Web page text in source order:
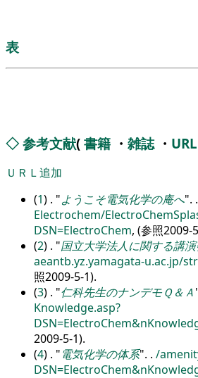
表
◇ 参考文献( 書籍 ・ 雑誌・ URL
ＵＲＬ追加
(1) . ようこそ電気化学の庵へ . .
Electrochem/
DSN=ElectroChem, (参照2009-
(2) . 国立大学法人に関する講
aeantb.yz.yamagata-u.ac.jp/
照2009-5-1).
(3) . 仁科先生のナンデモＱ＆Ａ
Knowledge.asp?
2009-5-1).
(4) . 電気化学の体系 . . /